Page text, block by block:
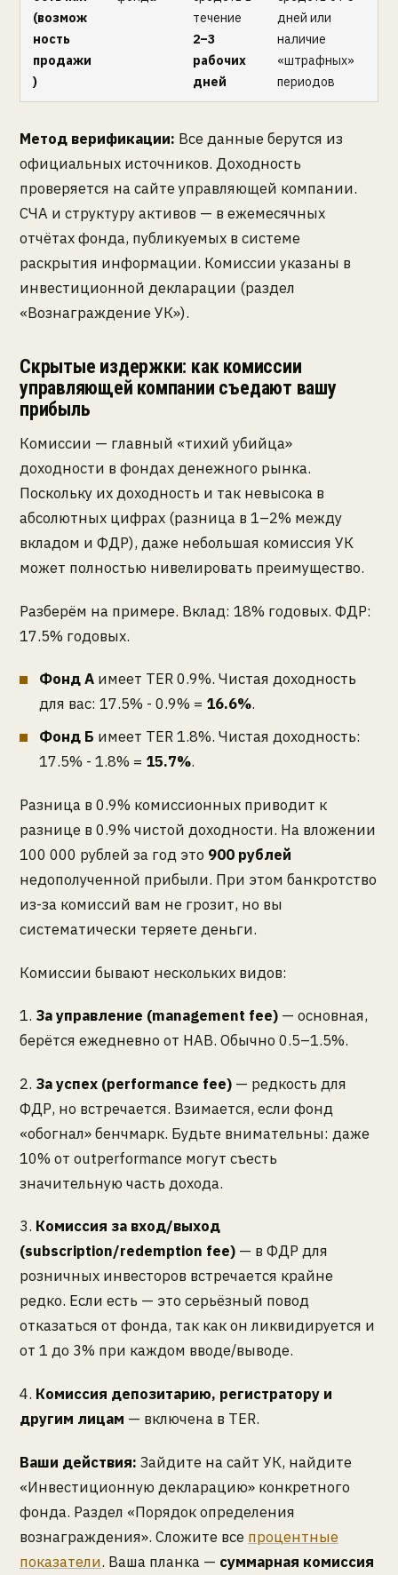
(возмож
ность
продажи
)
течение
2–3
рабочих
дней
дней или
наличие
«штрафных»
периодов
Метод верификации: Все данные берутся из
официальных источников. Доходность
проверяется на сайте управляющей компании.
СЧА и структуру активов — в ежемесячных
отчётах фонда, публикуемых в системе
раскрытия информации. Комиссии указаны в
инвестиционной декларации (раздел
«Вознаграждение УК»).
Скрытые издержки: как комиссии
управляющей компании съедают вашу
прибыль
Комиссии — главный «тихий убийца»
доходности в фондах денежного рынка.
Поскольку их доходность и так невысока в
абсолютных цифрах (разница в 1–2% между
вкладом и ФДР), даже небольшая комиссия УК
может полностью нивелировать преимущество.
Разберём на примере. Вклад: 18% годовых. ФДР:
17.5% годовых.
Фонд А имеет TER 0.9%. Чистая доходность
для вас: 17.5% - 0.9% = 16.6%.
Фонд Б имеет TER 1.8%. Чистая доходность:
17.5% - 1.8% = 15.7%.
Разница в 0.9% комиссионных приводит к
разнице в 0.9% чистой доходности. На вложении
100 000 рублей за год это 900 рублей
недополученной прибыли. При этом банкротство
из-за комиссий вам не грозит, но вы
систематически теряете деньги.
Комиссии бывают нескольких видов:
1. За управление (management fee) — основная,
берётся ежедневно от НАВ. Обычно 0.5–1.5%.
2. За успех (performance fee) — редкость для
ФДР, но встречается. Взимается, если фонд
«обогнал» бенчмарк. Будьте внимательны: даже
10% от outperformance могут съесть
значительную часть дохода.
3. Комиссия за вход/выход
(subscription/redemption fee) — в ФДР для
розничных инвесторов встречается крайне
редко. Если есть — это серьёзный повод
отказаться от фонда, так как он ликвидируется и
от 1 до 3% при каждом вводе/выводе.
4. Комиссия депозитарию, регистратору и
другим лицам — включена в TER.
Ваши действия: Зайдите на сайт УК, найдите
«Инвестиционную декларацию» конкретного
фонда. Раздел «Порядок определения
вознаграждения». Сложите все процентные
показатели. Ваша планка — суммарная комиссия